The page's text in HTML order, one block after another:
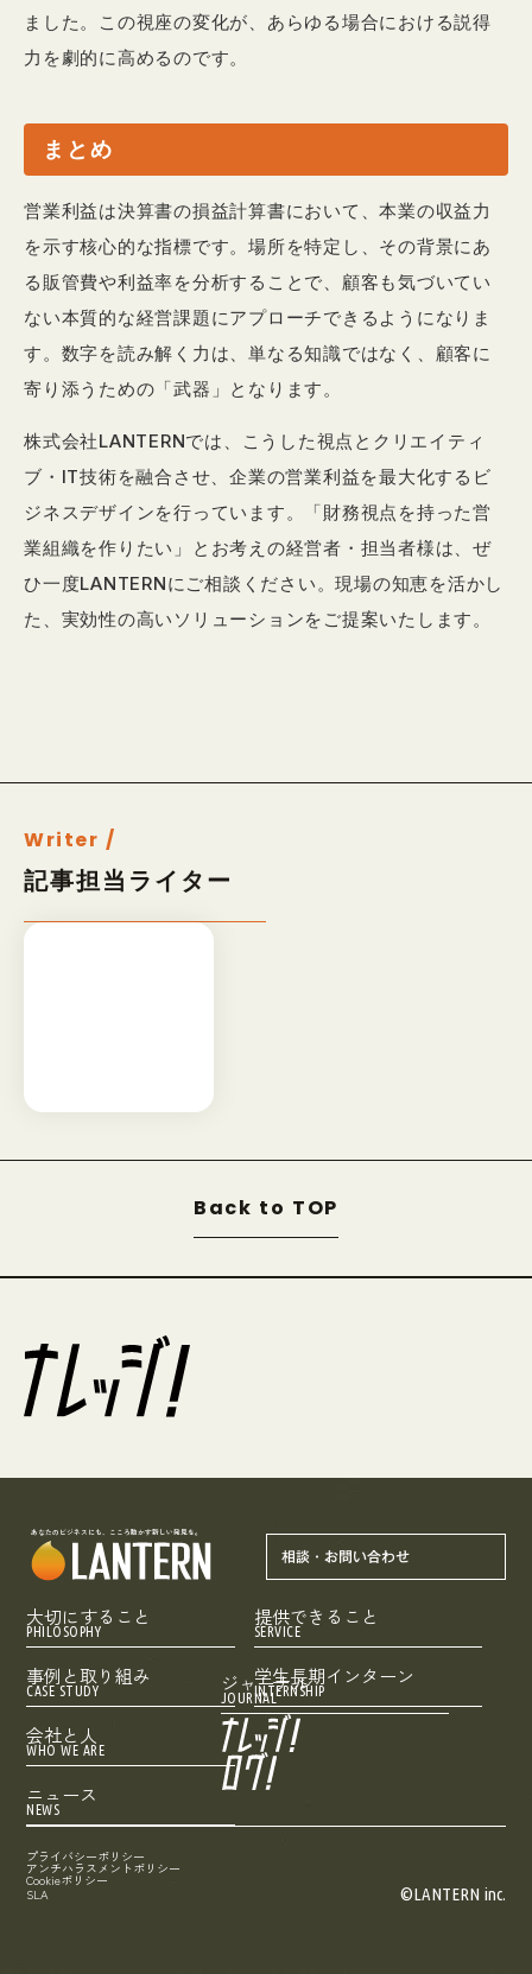
ました。この視座の変化が、あらゆる場合における説得
力を劇的に高めるのです。
まとめ
営業利益は決算書の損益計算書において、本業の収益力
を示す核心的な指標です。場所を特定し、その背景にあ
る販管費や利益率を分析することで、顧客も気づいてい
ない本質的な経営課題にアプローチできるようになりま
す。数字を読み解く力は、単なる知識ではなく、顧客に
寄り添うための「武器」となります。
株式会社LANTERNでは、こうした視点とクリエイティ
ブ・IT技術を融合させ、企業の営業利益を最大化するビ
ジネスデザインを行っています。「財務視点を持った営
業組織を作りたい」とお考えの経営者・担当者様は、ぜ
ひ一度LANTERNにご相談ください。現場の知恵を活かし
た、実効性の高いソリューションをご提案いたします。
Writer /
記事担当ライター
Back to TOP
あなたのビジネスにも、こころ動かす新しい発見を。
相談・お問い合わせ
PHILOSOPHY
大切にすること
SERVICE
提供できること
CASE STUDY
事例と取り組み
WHO WE ARE
会社と人
INTERNSHIP
学生長期インターン
NEWS
ニュース
JOURNAL
ジャーナル
プライバシーポリシー
アンチハラスメントポリシー
Cookieポリシー
SLA
©LANTERN inc.